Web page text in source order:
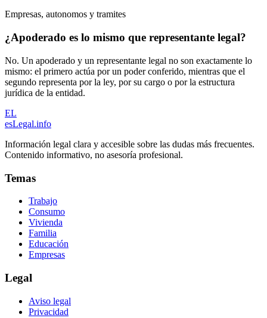
Empresas, autonomos y tramites
¿Apoderado es lo mismo que representante legal?
No. Un apoderado y un representante legal no son exactamente lo
mismo: el primero actúa por un poder conferido, mientras que el
segundo representa por la ley, por su cargo o por la estructura
jurídica de la entidad.
EL
esLegal.info
Información legal clara y accesible sobre las dudas más frecuentes.
Contenido informativo, no asesoría profesional.
Temas
Trabajo
Consumo
Vivienda
Familia
Educación
Empresas
Legal
Aviso legal
Privacidad